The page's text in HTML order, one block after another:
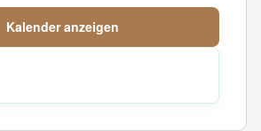
Kalender anzeigen